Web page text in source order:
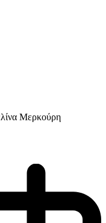
Μερκούρη